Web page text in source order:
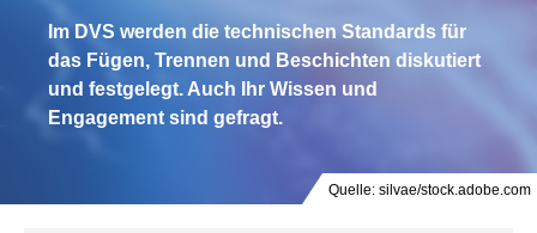
Quelle: silvae/stock.adobe.com
Im DVS werden die technischen Standards für
das Fügen, Trennen und Beschichten diskutiert
und festgelegt. Auch Ihr Wissen und
Engagement sind gefragt.